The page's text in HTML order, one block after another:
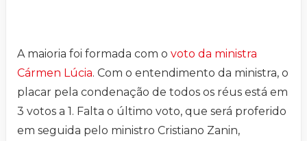
A maioria foi formada com o voto da ministra
Cármen Lúcia. Com o entendimento da ministra, o
placar pela condenação de todos os réus está em
3 votos a 1. Falta o último voto, que será proferido
em seguida pelo ministro Cristiano Zanin,